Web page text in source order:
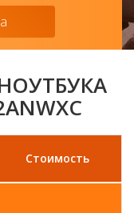
Стоимость